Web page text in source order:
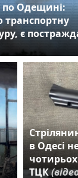
по Одещині:
є
в Одесі
чотирьох
ТЦК